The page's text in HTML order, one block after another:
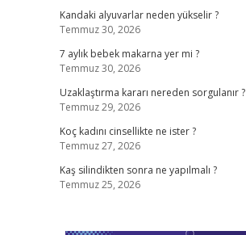
Kandaki alyuvarlar neden yükselir ?
Temmuz 30, 2026
7 aylık bebek makarna yer mi ?
Temmuz 30, 2026
Uzaklaştırma kararı nereden sorgulanır ?
Temmuz 29, 2026
Koç kadını cinsellikte ne ister ?
Temmuz 27, 2026
Kaş silindikten sonra ne yapılmalı ?
Temmuz 25, 2026